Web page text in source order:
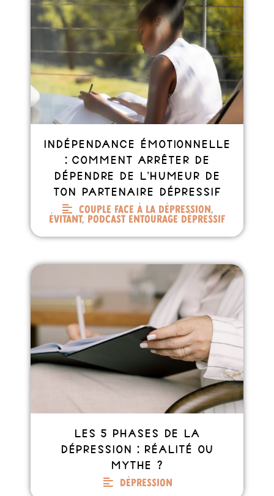
Indépendance émotionnelle
: comment arrêter de
dépendre de l’humeur de
ton partenaire dépressif
Couple face à la dépression,
Évitant, Podcast entourage dépressif
Les 5 phases de la
dépression : réalité ou
mythe ?
Dépression